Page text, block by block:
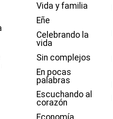
Vida y familia
Eñe
Celebrando la
vida
Sin complejos
En pocas
palabras
Escuchando al
corazón